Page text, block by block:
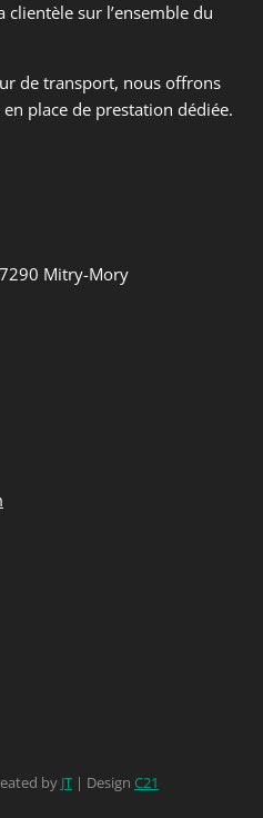
sur l’ensemble du
de transport, nous offrons
place de prestation dédiée.
Mitry-Mory
by JT | Design C21